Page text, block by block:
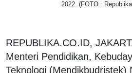
2022. (FOTO :
REPUBLIKA.CO.ID,
Menteri Pendidikan,
Teknologi (Mendikbudristek)